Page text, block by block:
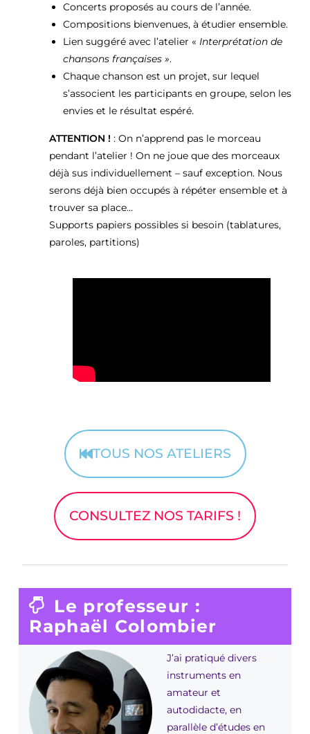
Concerts proposés au cours de l’année.
Compositions bienvenues, à étudier ensemble.
Lien suggéré avec l’atelier « Interprétation de
chansons françaises ».
Chaque chanson est un projet, sur lequel
s’associent les participants en groupe, selon les
envies et le résultat espéré.
ATTENTION !: On n’apprend pas le morceau
pendant l’atelier ! On ne joue que des morceaux
déjà sus individuellement – sauf exception. Nous
serons déjà bien occupés à répéter ensemble et à
trouver sa place…
Supports papiers possibles si besoin (tablatures,
paroles, partitions)
TOUS NOS ATELIERS
CONSULTEZ NOS TARIFS !
Le professeur :
Raphaël Colombier
J’ai pratiqué divers
instruments en
amateur et
autodidacte, en
parallèle d’études en